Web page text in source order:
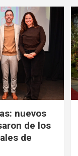
nuevos
de los
de